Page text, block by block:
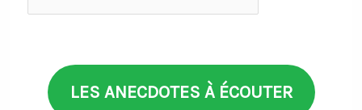
par
LES ANECDOTES À ÉCOUTER